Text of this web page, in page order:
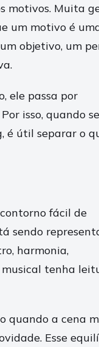
motivos. Muita
um motivo é
objetivo, um
ele passa por
isso, quando
é útil separar o
fácil de
sendo
harmonia,
tenha
quando a cena
Esse